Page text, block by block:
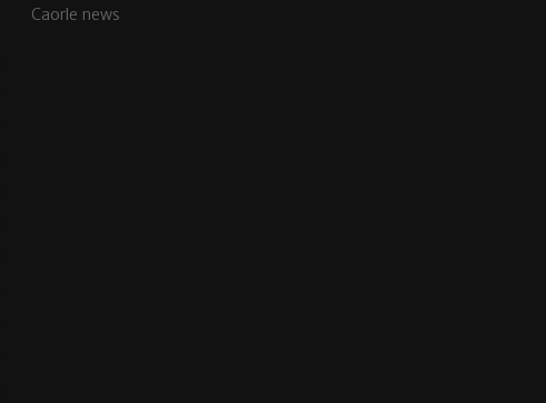
Caorle news